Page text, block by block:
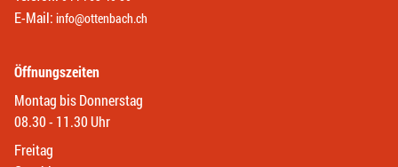
E-Mail: info@ottenbach.ch
Öffnungszeiten
Montag bis Donnerstag
08.30 - 11.30 Uhr
Freitag